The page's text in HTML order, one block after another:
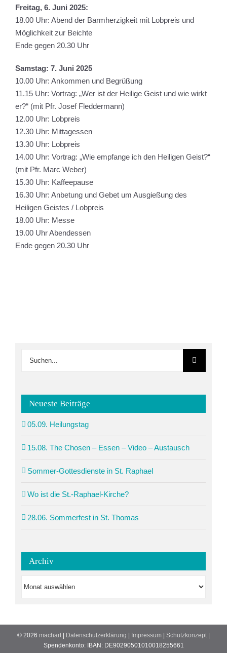
Freitag, 6. Juni 2025:
18.00 Uhr: Abend der Barmherzigkeit mit Lobpreis und
Möglichkeit zur Beichte
Ende gegen 20.30 Uhr
Samstag: 7. Juni 2025
10.00 Uhr: Ankommen und Begrüßung
11.15 Uhr: Vortrag: „Wer ist der Heilige Geist und wie wirkt
er?“ (mit Pfr. Josef Fleddermann)
12.00 Uhr: Lobpreis
12.30 Uhr: Mittagessen
13.30 Uhr: Lobpreis
14.00 Uhr: Vortrag: „Wie empfange ich den Heiligen Geist?“
(mit Pfr. Marc Weber)
15.30 Uhr: Kaffeepause
16.30 Uhr: Anbetung und Gebet um Ausgießung des
Heiligen Geistes / Lobpreis
18.00 Uhr: Messe
19.00 Uhr Abendessen
Ende gegen 20.30 Uhr
Neueste Beiträge
05.09. Heilungstag
15.08. The Chosen – Essen – Video – Austausch
Sommer-Gottesdienste in St. Raphael
Wo ist die St.-Raphael-Kirche?
28.06. Sommerfest in St. Thomas
Archiv
© 2026 machart Datenschutzerklärung Impressum Schutzkonzept
Spendenkonto: IBAN: DE90290501010018255661